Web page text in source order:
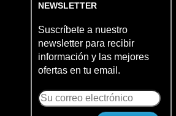
NEWSLETTER
Suscríbete a nuestro
newsletter para recibir
información y las mejores
ofertas en tu email.